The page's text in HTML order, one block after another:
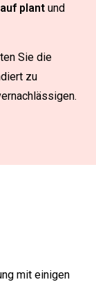
plant und
Sie die
zu
mit einigen